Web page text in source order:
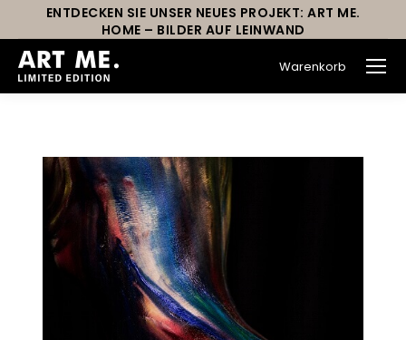
ENTDECKEN SIE UNSER NEUES PROJEKT: ART ME.
HOME – BILDER AUF LEINWAND
Warenkorb